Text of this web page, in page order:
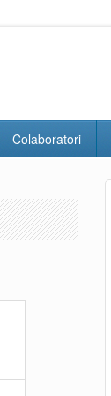
Colaboratori